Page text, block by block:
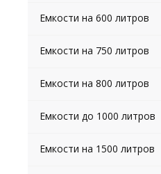
Емкости на 600 литров
Емкости на 750 литров
Емкости на 800 литров
Емкости до 1000 литров
Емкости на 1500 литров